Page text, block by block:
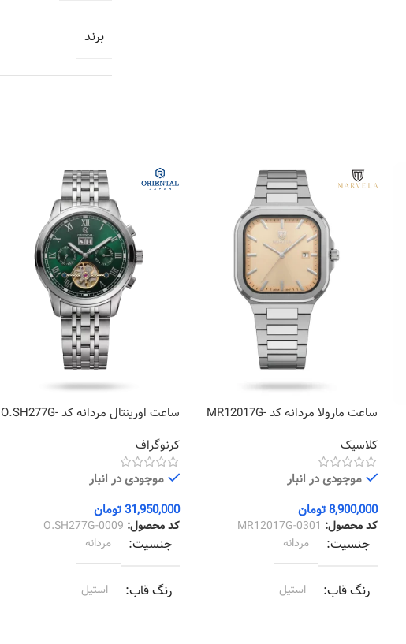
برند
ساعت مارولا مردانه کد MR12017G-
کلاسیک
موجودی در انبار
8,900,000تومان
کد محصول: MR12017G-0301
جنسیت مردانه
رنگ قاب استیل
ساعت اورینتال مردانه کد O.SH277G-
کرنوگراف
موجودی در انبار
31,950,000تومان
کد محصول: O.SH277G-0009
جنسیت مردانه
رنگ قاب استیل